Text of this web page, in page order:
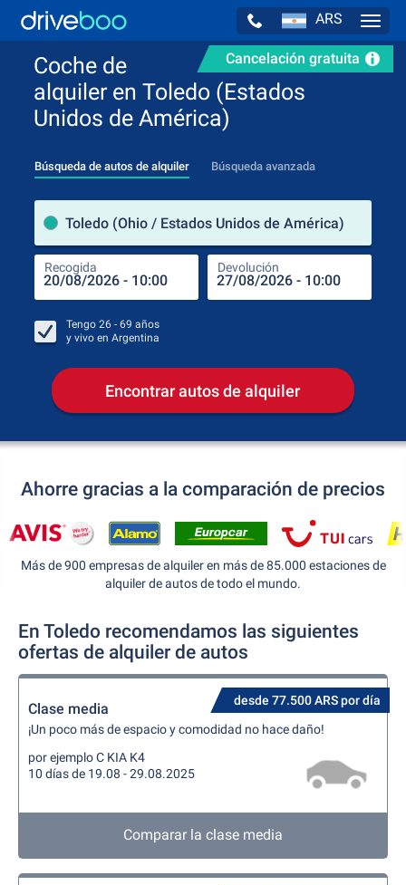
ARS
Cancelación gratuita
Coche de
alquiler en Toledo (Estados
Unidos de América)
Búsqueda de autos de alquiler Búsqueda avanzada
Toledo (Ohio / Estados Unidos de América)
Recogida Devolución
Tengo 26 - 69 años
y vivo en Argentina
Encontrar autos de alquiler
Ahorre gracias a la comparación de precios
Más de 900 empresas de alquiler en más de 85.000 estaciones de
alquiler de autos de todo el mundo.
En Toledo recomendamos las siguientes
ofertas de alquiler de autos
desde 77.500 ARS por día
Clase media
¡Un poco más de espacio y comodidad no hace daño!
por ejemplo C KIA K4
10 días de 19.08 - 29.08.2025
Comparar la clase media